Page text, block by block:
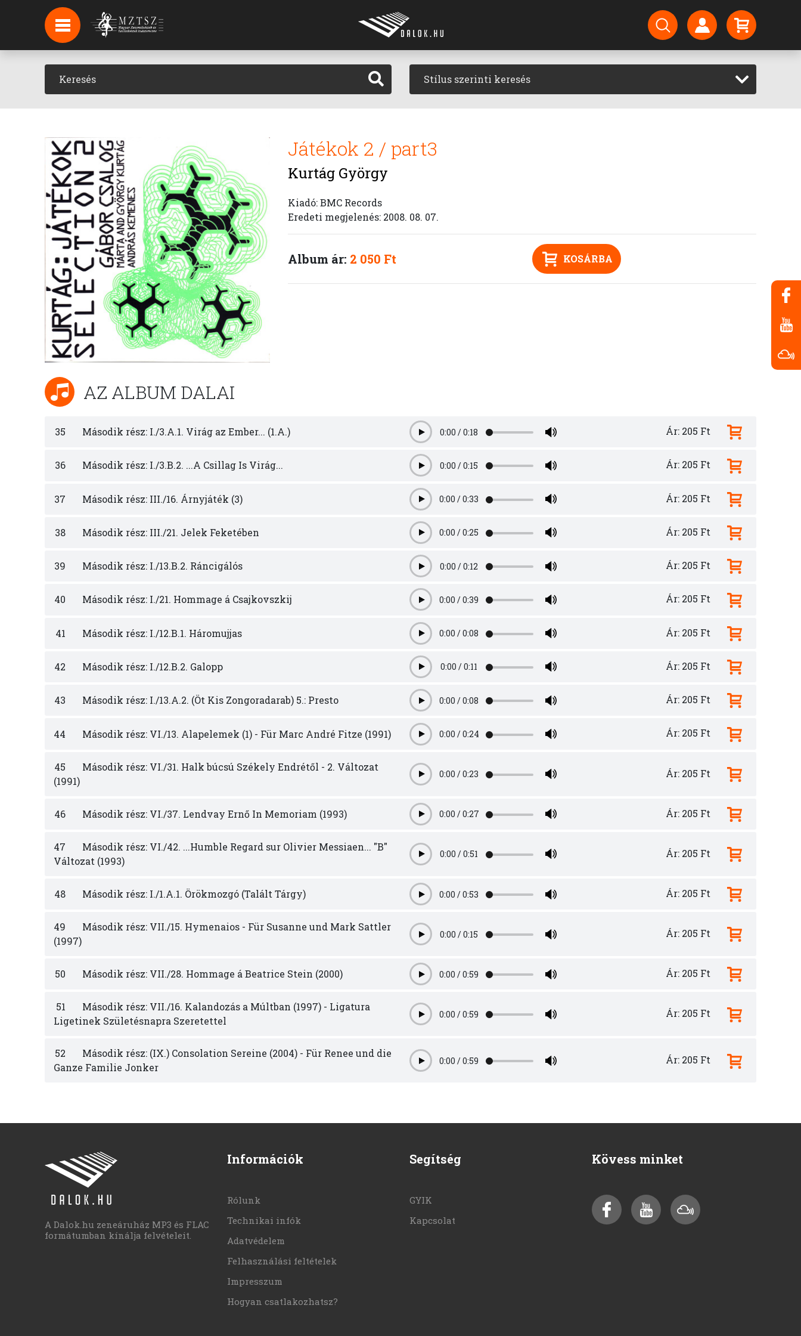
HÍREK
HÍRLEVÉL FELIRATKOZÁS
PODCAST Stílus szerinti keresés
Játékok 2 / part3
Kurtág György
Kiadó: BMC Records
Eredeti megjelenés: 2008. 08. 07.
Album ár: 2 050 Ft KOSÁRBA
AZ ALBUM DALAI
35 Második rész: I./3.A.1. Virág az Ember... (1.A.) Play0:00 /0:18 Ár: 205 Ft
36 Második rész: I./3.B.2. ...A Csillag Is Virág... Play0:00 /0:15 Ár: 205 Ft
37 Második rész: III./16. Árnyjáték (3) Play0:00 /0:33 Ár: 205 Ft
38 Második rész: III./21. Jelek Feketében Play0:00 /0:25 Ár: 205 Ft
39 Második rész: I./13.B.2. Ráncigálós Play0:00 /0:12 Ár: 205 Ft
40 Második rész: I./21. Hommage á Csajkovszkij Play0:00 /0:39 Ár: 205 Ft
41 Második rész: I./12.B.1. Háromujjas Play0:00 /0:08 Ár: 205 Ft
42 Második rész: I./12.B.2. Galopp Play0:00 /0:11 Ár: 205 Ft
43 Második rész: I./13.A.2. (Öt Kis Zongoradarab) 5.: Presto Play0:00 /0:08 Ár: 205 Ft
44 Második rész: VI./13. Alapelemek (1) - Für Marc André Fitze (1991) Play0:00 /0:24 Ár: 205 Ft
45
Második rész: VI./31. Halk búcsú Székely Endrétől - 2. Változat
(1991)
Play0:00 /0:23 Ár: 205 Ft
46 Második rész: VI./37. Lendvay Ernő In Memoriam (1993) Play0:00 /0:27 Ár: 205 Ft
47
Második rész: VI./42. ...Humble Regard sur Olivier Messiaen... "B"
Változat (1993)
Play0:00 /0:51 Ár: 205 Ft
48 Második rész: I./1.A.1. Örökmozgó (Talált Tárgy) Play0:00 /0:53 Ár: 205 Ft
49
Második rész: VII./15. Hymenaios - Für Susanne und Mark Sattler
(1997)
Play0:00 /0:15 Ár: 205 Ft
50 Második rész: VII./28. Hommage á Beatrice Stein (2000) Play0:00 /0:59 Ár: 205 Ft
51
Második rész: VII./16. Kalandozás a Múltban (1997) - Ligatura
Ligetinek Születésnapra Szeretettel
Play0:00 /0:59 Ár: 205 Ft
52
Második rész: (IX.) Consolation Sereine (2004) - Für Renee und die
Ganze Familie Jonker
Play0:00 /0:59 Ár: 205 Ft
A Dalok.hu zeneáruház MP3 és FLAC
formátumban kínálja felvételeit.
Információk
Rólunk
Technikai infók
Adatvédelem
Felhasználási feltételek
Impresszum
Hogyan csatlakozhatsz?
Segítség
GYIK
Kapcsolat
Kövess minket